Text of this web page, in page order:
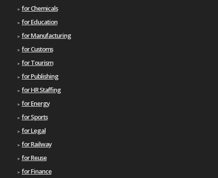
for Chemicals
for Education
for Manufacturing
for Customs
for Tourism
for Publishing
for HR Staffing
for Energy
for Sports
for Legal
for Railway
for Reuse
for Finance